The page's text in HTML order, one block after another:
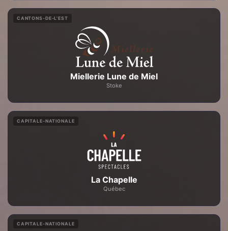
CANTONS-DE-L'EST
Miellerie Lune de Miel
Stoke
CAPITALE-NATIONALE
La Chapelle
Québec
CAPITALE-NATIONALE